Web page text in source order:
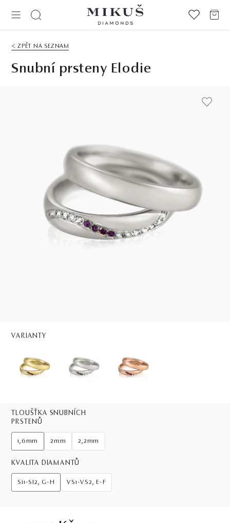
< ZPĚT NA SEZNAM
Snubní prsteny Elodie
VARIANTY
TLOUŠŤKA SNUBNÍCH
PRSTENŮ
1,6mm 2mm 2,2mm
KVALITA DIAMANTŮ
Si1-SI2, G-H VS1-VS2, E-F